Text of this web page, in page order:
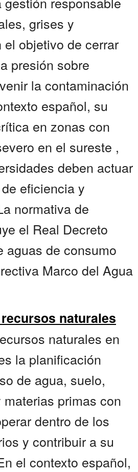
grises y
objetivo de cerrar
presión sobre
la contaminación
español, su
en zonas con
en el sureste ,
deben actuar
eficiencia y
normativa de
el Real Decreto
aguas de consumo
Marco del Agua
naturales
naturales en
la planificación
de agua, suelo,
primas con
dentro de los
y contribuir a su
el contexto español,